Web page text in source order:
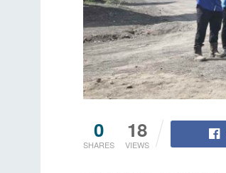
0
SHARES
18
VIEWS